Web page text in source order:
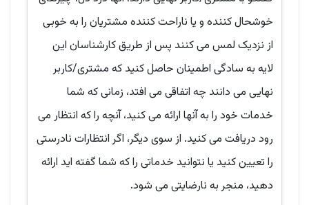
خوشحال کننده و یا ناراحت کننده مشتریان را به خوبی
از نزدیک لمس می کنند پس از طریق کارشناسان این
لایه به سادگی اطمینان حاصل کنید که مشتری/کاربر
نهایی می دانند چه اتفاقی می افتد، زمانی که شما
خدمات خود را به آنها ارائه می کنید، آنچه را که انتظار می
رود دریافت می کنید. از سوی دیگر، اگر انتظارات نادرستی
را تعیین کنید یا نتوانید خدماتی را که شما گفته اید ارائه
دهید، منجر به نارضایتی می شود.